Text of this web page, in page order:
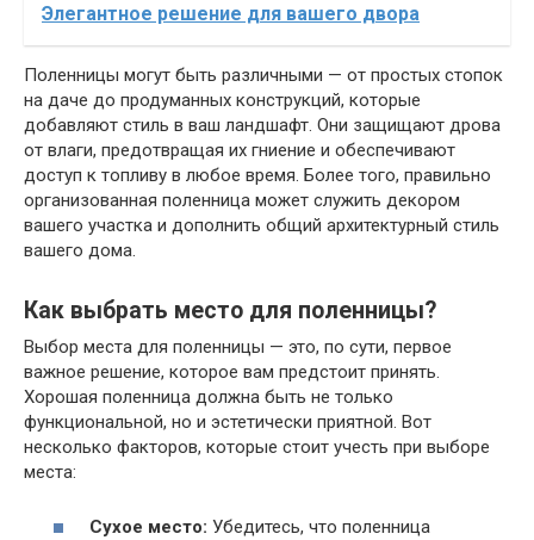
Элегантное решение для вашего двора
Поленницы могут быть различными — от простых стопок
на даче до продуманных конструкций, которые
добавляют стиль в ваш ландшафт. Они защищают дрова
от влаги, предотвращая их гниение и обеспечивают
доступ к топливу в любое время. Более того, правильно
организованная поленница может служить декором
вашего участка и дополнить общий архитектурный стиль
вашего дома.
Как выбрать место для поленницы?
Выбор места для поленницы — это, по сути, первое
важное решение, которое вам предстоит принять.
Хорошая поленница должна быть не только
функциональной, но и эстетически приятной. Вот
несколько факторов, которые стоит учесть при выборе
места:
Сухое место: Убедитесь, что поленница